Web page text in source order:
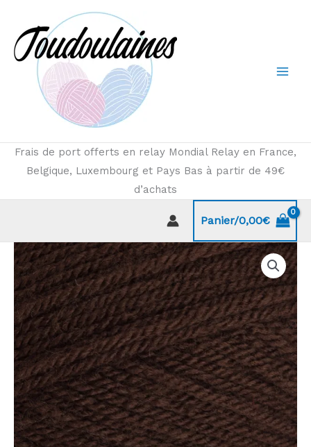
contenu
Frais de port offerts en relay Mondial Relay en France,
Belgique, Luxembourg et Pays Bas à partir de 49€
d’achats
Panier/0,00€